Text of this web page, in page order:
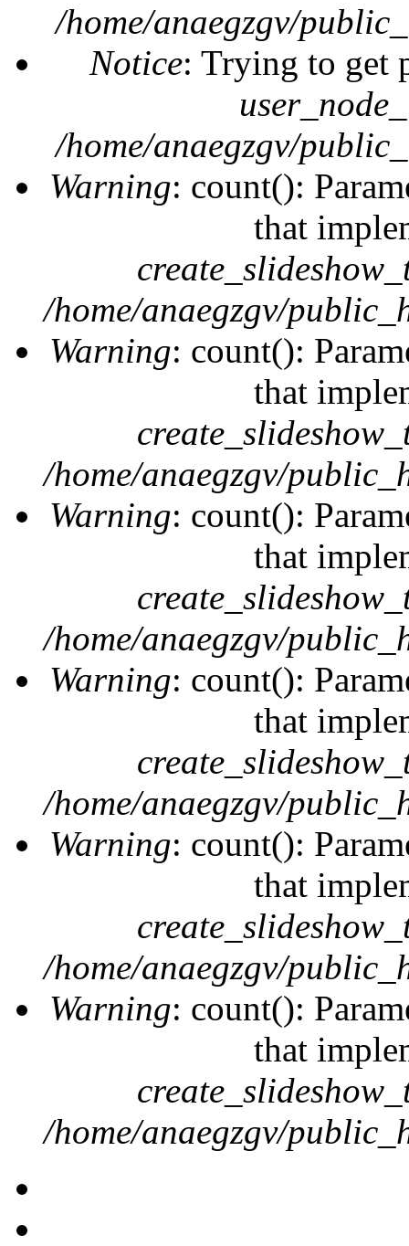
/home/anaegzgv/
Notice: Trying to get
/home/anaegzgv/
Warning: count():
that
/home/anaegzgv/
Warning: count():
that
/home/anaegzgv/
Warning: count():
that
/home/anaegzgv/
Warning: count():
that
/home/anaegzgv/
Warning: count():
that
/home/anaegzgv/
Warning: count():
that
/home/anaegzgv/